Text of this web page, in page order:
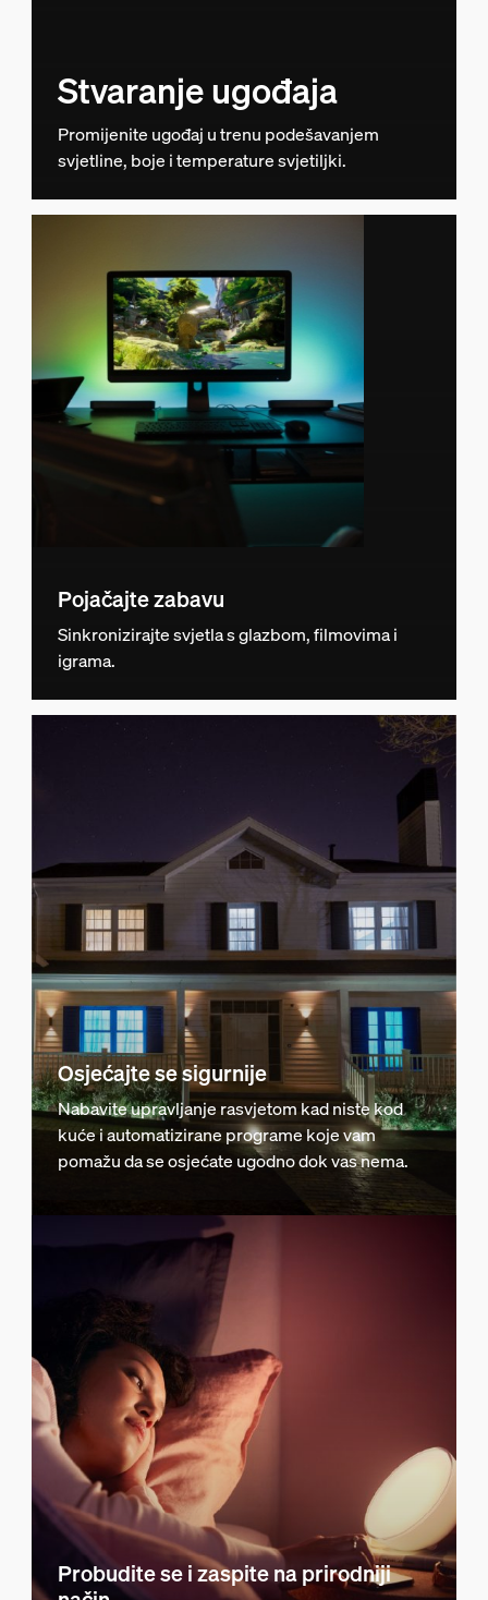
Stvaranje ugođaja
Promijenite ugođaj u trenu podešavanjem
svjetline, boje i temperature svjetiljki.
Pojačajte zabavu
Sinkronizirajte svjetla s glazbom, filmovima i
igrama.
Osjećajte se sigurnije
Nabavite upravljanje rasvjetom kad niste kod
kuće i automatizirane programe koje vam
pomažu da se osjećate ugodno dok vas nema.
Probudite se i zaspite na prirodniji